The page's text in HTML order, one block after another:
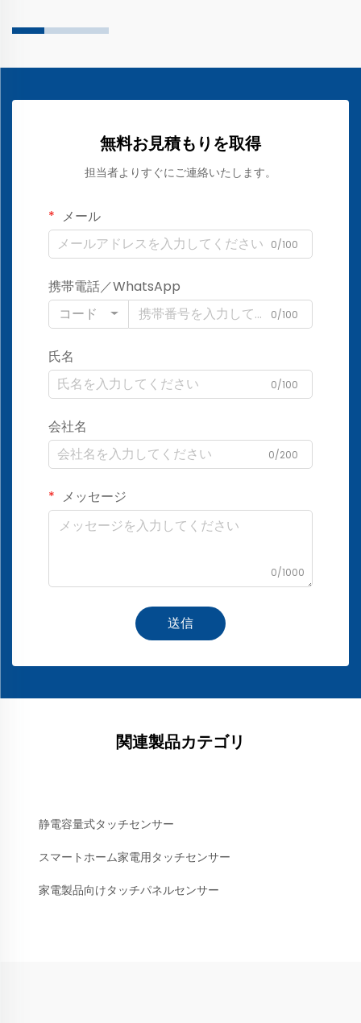
無料お見積もりを取得
担当者よりすぐにご連絡いたします。
メール
0/100
携帯電話／WhatsApp
コード
0/100
氏名
0/100
会社名
0/200
メッセージ
0/1000
送信
関連製品カテゴリ
静電容量式タッチセンサー
スマートホーム家電用タッチセンサー
家電製品向けタッチパネルセンサー